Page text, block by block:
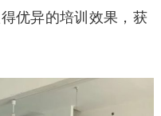
优异的培训效果，获